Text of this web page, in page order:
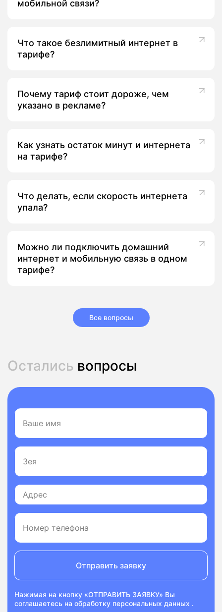
мобильной связи?
Что такое безлимитный интернет в
тарифе?
Почему тариф стоит дороже, чем
указано в рекламе?
Как узнать остаток минут и интернета
на тарифе?
Что делать, если скорость интернета
упала?
Можно ли подключить домашний
интернет и мобильную связь в одном
тарифе?
Все вопросы
Остались вопросы
Отправить заявку
Нажимая на кнопку «ОТПРАВИТЬ ЗАЯВКУ» Вы
соглашаетесь на обработку персональных данных .